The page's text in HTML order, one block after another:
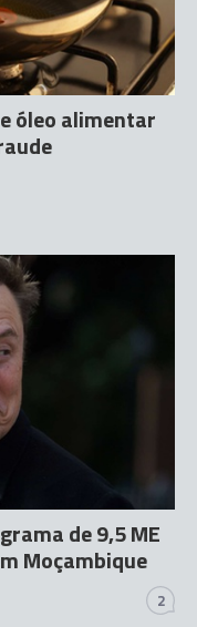
óleo alimentar
de 9,5 ME
Moçambique
2